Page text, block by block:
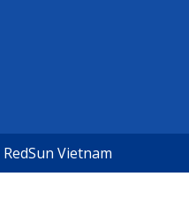
RedSun Vietnam